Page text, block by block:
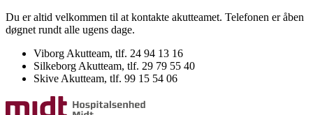
Du er altid velkommen til at kontakte akutteamet. Telefonen er åben
døgnet rundt alle ugens dage.
Viborg Akutteam, tlf. 24 94 13 16
Silkeborg Akutteam, tlf. 29 79 55 40
Skive Akutteam, tlf. 99 15 54 06